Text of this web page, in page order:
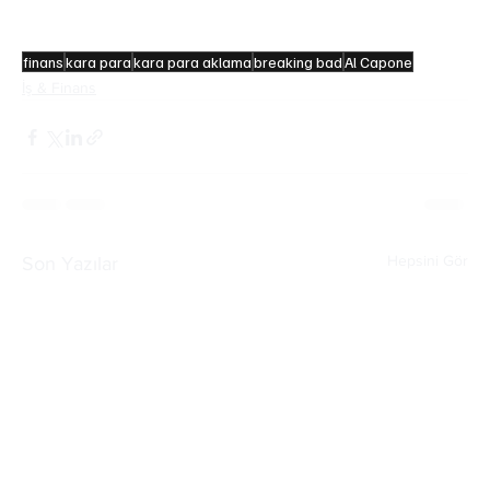
finanskara parakara para aklamabreaking badAl Capone